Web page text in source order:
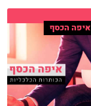
איפה הכסף